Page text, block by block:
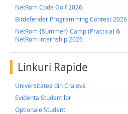
NetRom Code Golf 2026
Bitdefender Programming Contest 2026
NetRom {Summer} Camp (Practica) &
NetRom Internship 2026
Linkuri Rapide
Universitatea din Craiova
Evidenta Studentilor
Optionale Studenti